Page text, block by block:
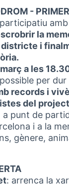
-
la
i
a les
possible per
records i
del
punt de
i a la
gènere,
: arrenca la